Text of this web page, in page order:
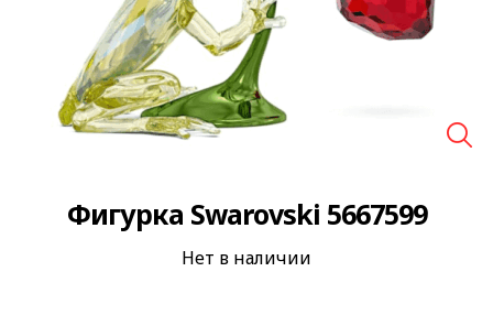
Фигурка Swarovski 5667599
Нет в наличии